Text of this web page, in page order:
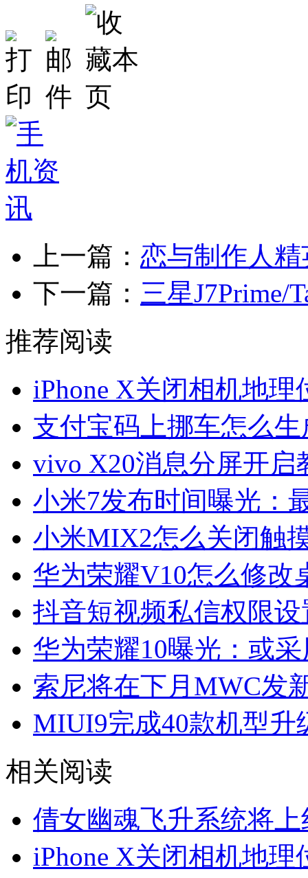
上一篇： 恋与制作人
下一篇： 三星J7Prime/
推荐阅读
iPhone X关闭相机地理
支付宝码上挪车怎么生
vivo X20消息分屏开启
小米7发布时间曝光：
小米MIX2怎么关闭触
华为荣耀V10怎么修改
抖音短视频私信权限
华为荣耀10曝光：或
索尼将在下月MWC发
MIUI9完成40款机型
相关阅读
倩女幽魂飞升系统将
iPhone X关闭相机地理